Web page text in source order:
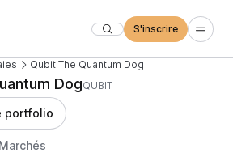
S'inscrire
Qubit The Quantum Dog
DogQUBIT
portfolio
Marchés